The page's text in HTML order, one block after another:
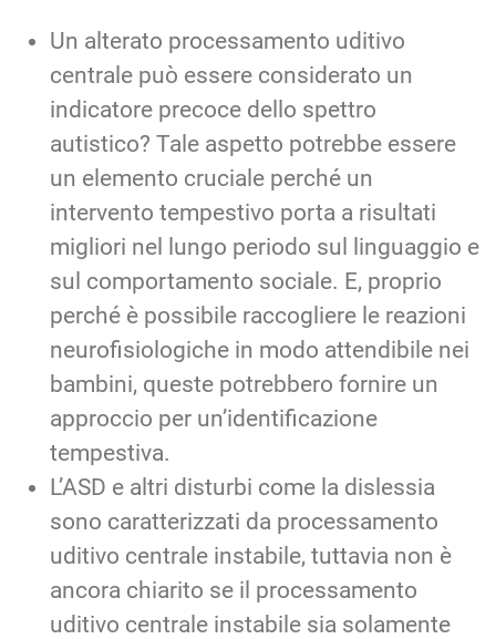
Un alterato processamento uditivo
centrale può essere considerato un
indicatore precoce dello spettro
autistico? Tale aspetto potrebbe essere
un elemento cruciale perché un
intervento tempestivo porta a risultati
migliori nel lungo periodo sul linguaggio e
sul comportamento sociale. E, proprio
perché è possibile raccogliere le reazioni
neurofisiologiche in modo attendibile nei
bambini, queste potrebbero fornire un
approccio per un’identificazione
tempestiva.
L’ASD e altri disturbi come la dislessia
sono caratterizzati da processamento
uditivo centrale instabile, tuttavia non è
ancora chiarito se il processamento
uditivo centrale instabile sia solamente